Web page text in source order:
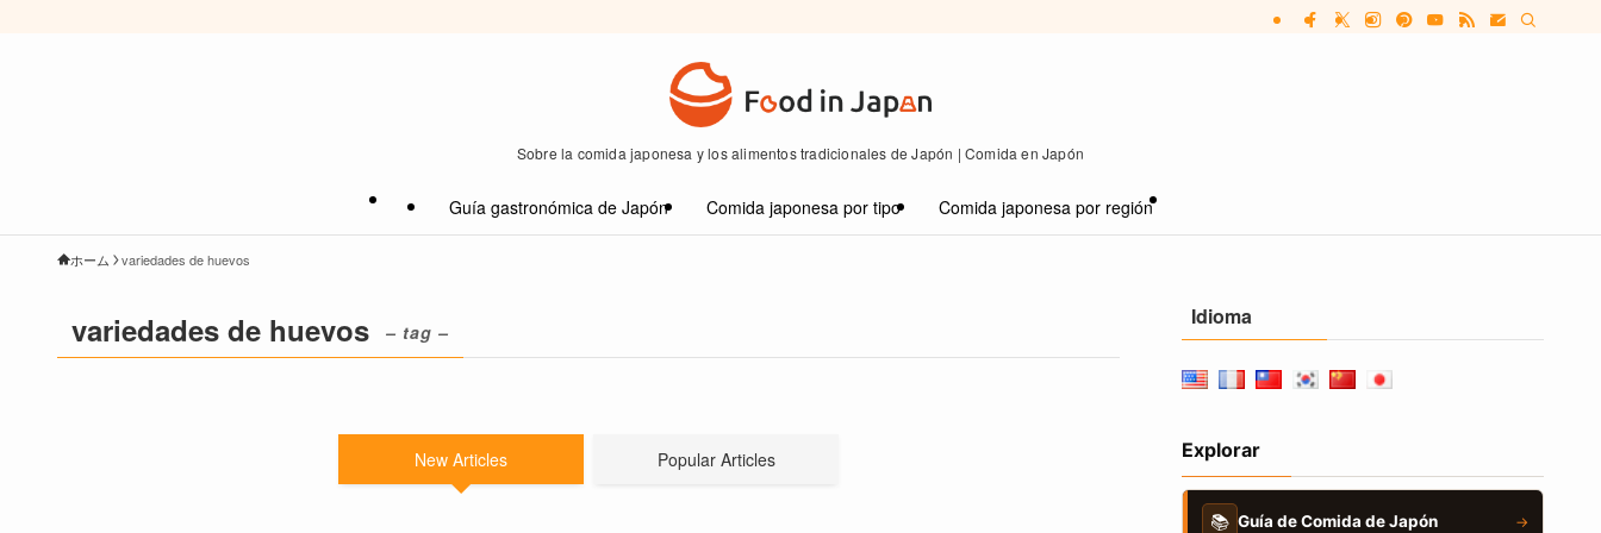
Sobre la comida japonesa y los alimentos tradicionales de Japón | Comida en Japón
Guía gastronómica de Japón Comida japonesa por tipo Comida japonesa por región
ホーム variedades de huevos
variedades de huevos – tag –
New Articles Popular Articles
Idioma
Explorar
📚 Guía de Comida de Japón →